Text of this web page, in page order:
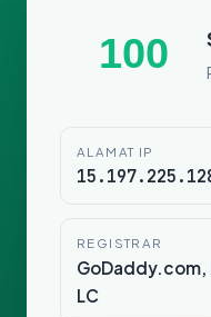
100
ALAMAT IP
REGISTRAR
GoDaddy.com,
LC